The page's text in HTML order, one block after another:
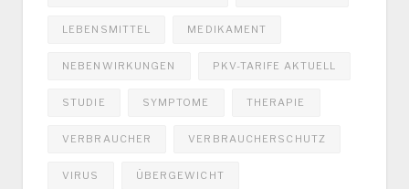
LEBENSMITTEL MEDIKAMENT
NEBENWIRKUNGEN PKV-TARIFE AKTUELL
STUDIE SYMPTOME THERAPIE
VERBRAUCHER VERBRAUCHERSCHUTZ
VIRUS ÜBERGEWICHT